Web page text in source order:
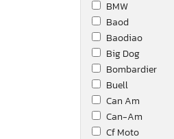
BMW
Baod
Baodiao
Big Dog
Bombardier
Buell
Can Am
Can-Am
Cf Moto